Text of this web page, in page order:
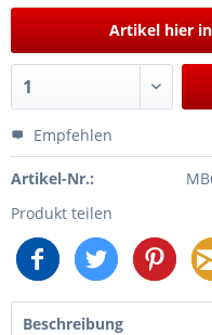
Artikel hier
Empfehlen
Artikel-Nr.:
Produkt teilen
Beschreibung